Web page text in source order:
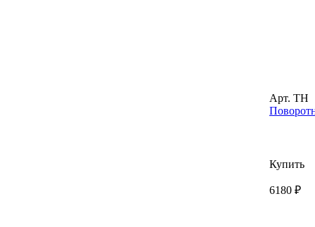
Арт. TH
Купить
6180 ₽